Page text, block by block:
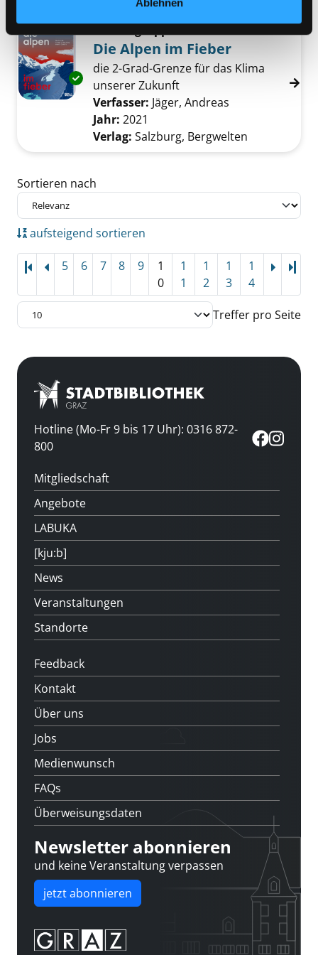
Exemplar-Details von Die Alpen im Fieber
Die Alpen im Fieber
die 2-Grad-Grenze für das Klima
unserer Zukunft
Verfasser: Jäger, Andreas
Jahr: 2021
Verlag: Salzburg, Bergwelten
Zu den Suchfiltern springen
Sortieren nach
aufsteigend sortieren
5 6 7 8 9
1
0
1
1
1
2
1
3
1
4
Treffer pro Seite
Hotline (Mo-Fr 9 bis 17 Uhr): 0316 872-
800
Mitgliedschaft
Angebote
LABUKA
[kju:b]
News
Veranstaltungen
Standorte
Feedback
Kontakt
Über uns
Jobs
Medienwunsch
FAQs
Überweisungsdaten
Newsletter abonnieren
und keine Veranstaltung verpassen
jetzt abonnieren